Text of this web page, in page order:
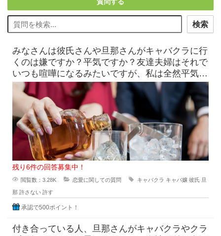
検索
みなさんは彼氏さんや旦那さんがキャバクラに行
くのは嫌ですか？平気ですか？友達夫婦はそれで
いつも喧嘩になるみたいですが、私は全然平気で
す。 いつも同じ所に行
残り6件の回答募集中！
閲覧数：3.28K 恋愛に関しての質問 キャバクラ キャバ嬢 彼氏 旦
那 許さない 許す
承認で500ポイント！
付き合っている人、旦那さんがキャバクラやクラ